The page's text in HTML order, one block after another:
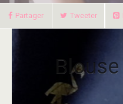
Partager Tweeter